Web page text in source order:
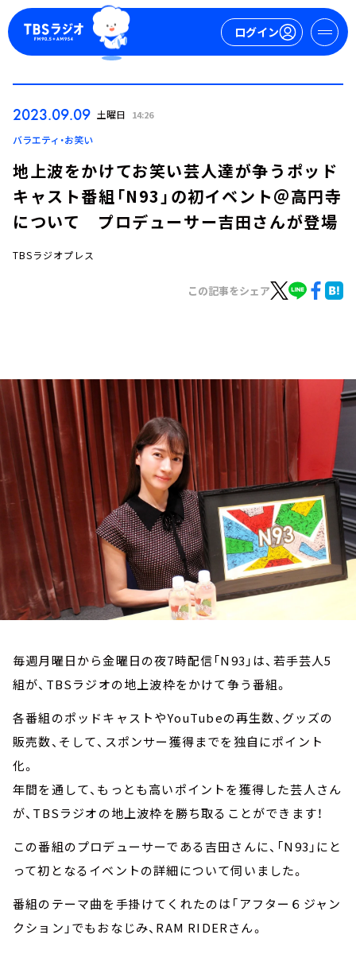
ログイン
ログイン
イベント・グッズ
YouTube
会社情報
2023.09.09 土曜日 14:26
バラエティ・お笑い
地上波をかけてお笑い芸人達が争うポッド
キャスト番組「N93」の初イベント＠高円寺
について プロデューサー吉田さんが登場
TBSラジオプレス
この記事をシェア
毎週月曜日から金曜日の夜7時配信「N93」は、若手芸人5
組が、TBSラジオの地上波枠をかけて争う番組。
各番組のポッドキャストやYouTubeの再生数、グッズの
販売数、そして、スポンサー獲得までを独自にポイント
化。
年間を通して、もっとも高いポイントを獲得した芸人さん
が、TBSラジオの地上波枠を勝ち取ることができます！
この番組のプロデューサーである吉田さんに、「N93」にと
って初となるイベントの詳細について伺いました。
番組のテーマ曲を手掛けてくれたのは「アフター６ジャン
クション」でもおなじみ、RAM RIDERさん。